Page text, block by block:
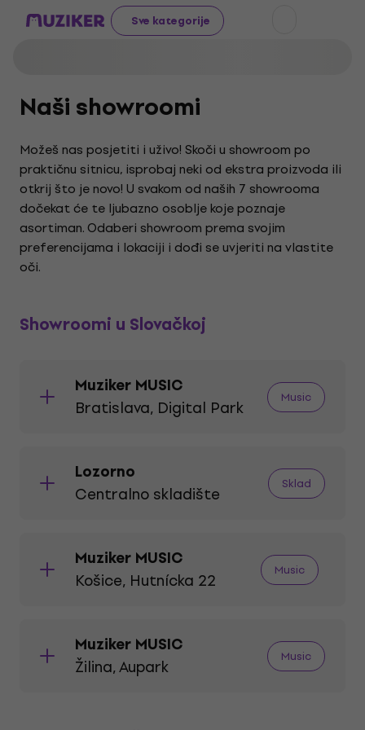
Sve kategorije
Naši showroomi
Možeš nas posjetiti i uživo! Skoči u showroom po
praktičnu sitnicu, isprobaj neki od ekstra proizvoda ili
otkrij što je novo! U svakom od naših 7 showrooma
dočekat će te ljubazno osoblje koje poznaje
asortiman. Odaberi showroom prema svojim
preferencijama i lokaciji i dođi se uvjeriti na vlastite
oči.
Showroomi u Slovačkoj
Muziker MUSIC
Bratislava, Digital Park Music
Digital Park, Einsteinova 3817/19,
Lozorno
Centralno skladište Sklad
Muziker MUSIC
Košice, Hutnícka 22 Music
Muziker MUSIC
Žilina, Aupark Music